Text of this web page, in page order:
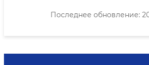
Последнее обновление: